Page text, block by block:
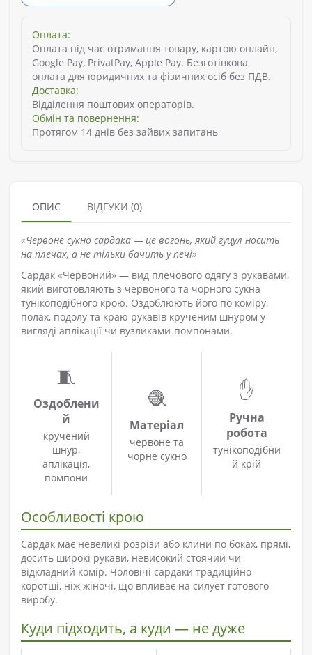
Оплата:
Оплата під час отримання товару, картою онлайн,
Google Pay, PrivatPay, Apple Pay. Безготівкова
оплата для юридичних та фізичних осіб без ПДВ.
Доставка:
Відділення поштових операторів.
Обмін та повернення:
Протягом 14 днів без зайвих запитань
ОПИС ВІДГУКИ (0)
«Червоне сукно сардака — це вогонь, який гуцул носить
на плечах, а не тільки бачить у печі»
Сардак «Червоний» — вид плечового одягу з рукавами,
який виготовляють з червоного та чорного сукна
тунікоподібного крою. Оздоблюють його по коміру,
полах, подолу та краю рукавів крученим шнуром у
вигляді аплікації чи вузликами-помпонами.
🧵
Оздоблени
й
кручений
шнур,
аплікація,
помпони
🧶
Матеріал
червоне та
чорне сукно
✋
Ручна
робота
тунікоподібни
й крій
Особливості крою
Сардак має невеликі розрізи або клини по боках, прямі,
досить широкі рукави, невисокий стоячий чи
відкладний комір. Чоловічі сардаки традиційно
коротші, ніж жіночі, що впливає на силует готового
виробу.
Куди підходить, а куди — не дуже